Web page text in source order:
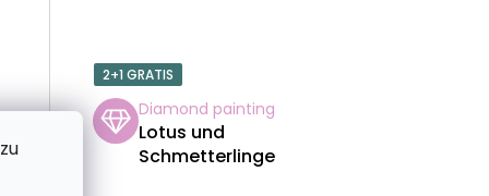
2+1 GRATIS
Diamond painting
Lotus und
Schmetterlinge